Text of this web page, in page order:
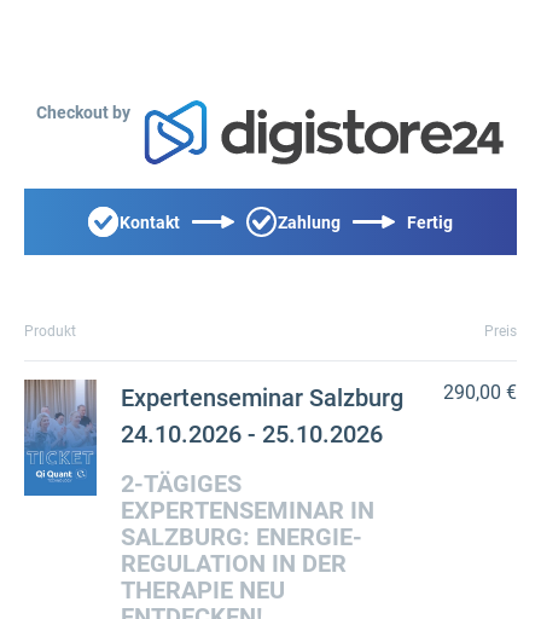
Checkout by
Kontakt Zahlung Fertig
Produkt Preis
Expertenseminar Salzburg
24.10.2026 - 25.10.2026
2-TÄGIGES
EXPERTENSEMINAR IN
SALZBURG: ENERGIE-
REGULATION IN DER
THERAPIE NEU
290,00 €